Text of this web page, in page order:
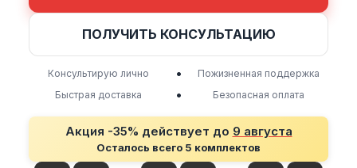
ПОЛУЧИТЬ КОНСУЛЬТАЦИЮ
Консультирую лично •
Пожизненная поддержка
Быстрая доставка
• Безопасная оплата
Акция -35% действует до 9 августа
Осталось всего 5 комплектов